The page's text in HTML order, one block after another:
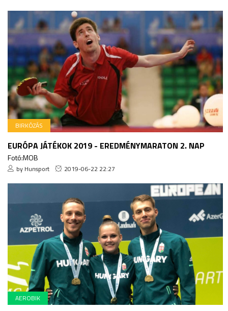
BIRKÓZÁS
EURÓPA JÁTÉKOK 2019 - EREDMÉNYMARATON 2. NAP
Fotó:MOB
by Hunsport 2019-06-22 22:27
AEROBIK